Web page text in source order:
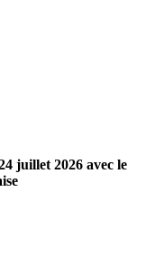
juillet 2026 avec le